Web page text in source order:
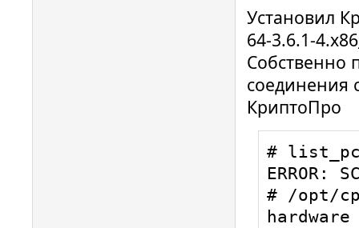
Looking
0x0020
Looking
0x6211
Looking
0x0002
Установил
64-3.6.1-
Собственно
соединения
КриптоПро
#
ERROR:
# /opt/